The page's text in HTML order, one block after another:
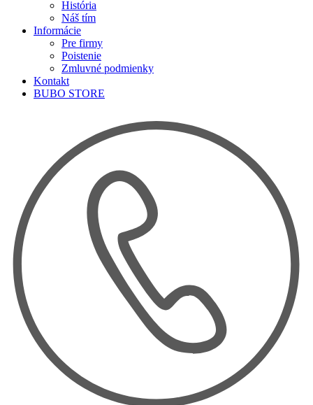
História
Náš tím
Informácie
Pre firmy
Poistenie
Zmluvné podmienky
Kontakt
BUBO STORE